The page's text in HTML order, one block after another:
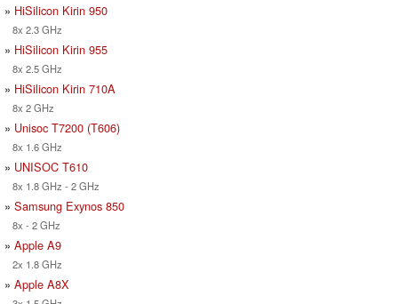
» HiSilicon Kirin 950
8x 2.3 GHz
» HiSilicon Kirin 955
8x 2.5 GHz
» HiSilicon Kirin 710A
8x 2 GHz
» Unisoc T7200 (T606)
8x 1.6 GHz
» UNISOC T610
8x 1.8 GHz - 2 GHz
» Samsung Exynos 850
8x - 2 GHz
» Apple A9
2x 1.8 GHz
» Apple A8X